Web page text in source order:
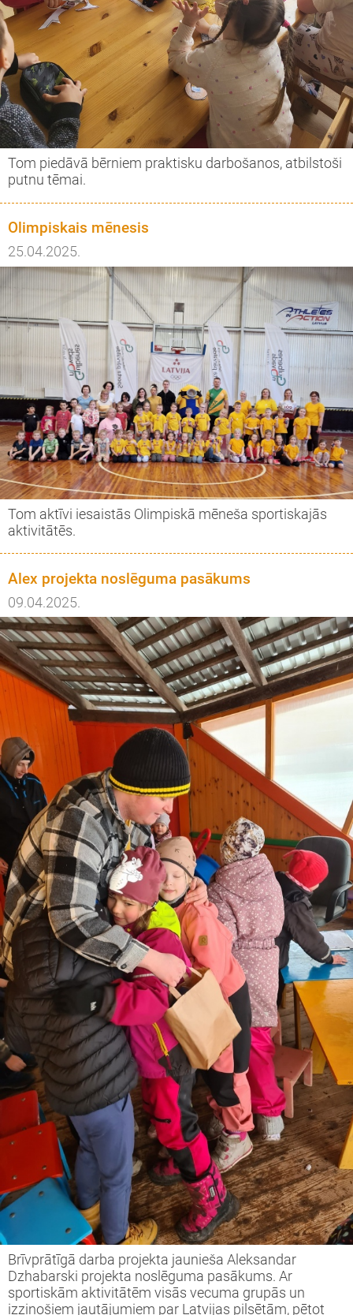
Tom piedāvā bērniem praktisku darbošanos, atbilstoši
putnu tēmai.
Olimpiskais mēnesis
25.04.2025.
Tom aktīvi iesaistās Olimpiskā mēneša sportiskajās
aktivitātēs.
Alex projekta noslēguma pasākums
09.04.2025.
Brīvprātīgā darba projekta jaunieša Aleksandar
Dzhabarski projekta noslēguma pasākums. Ar
sportiskām aktivitātēm visās vecuma grupās un
izzinošiem jautājumiem par Latvijas pilsētām, pētot